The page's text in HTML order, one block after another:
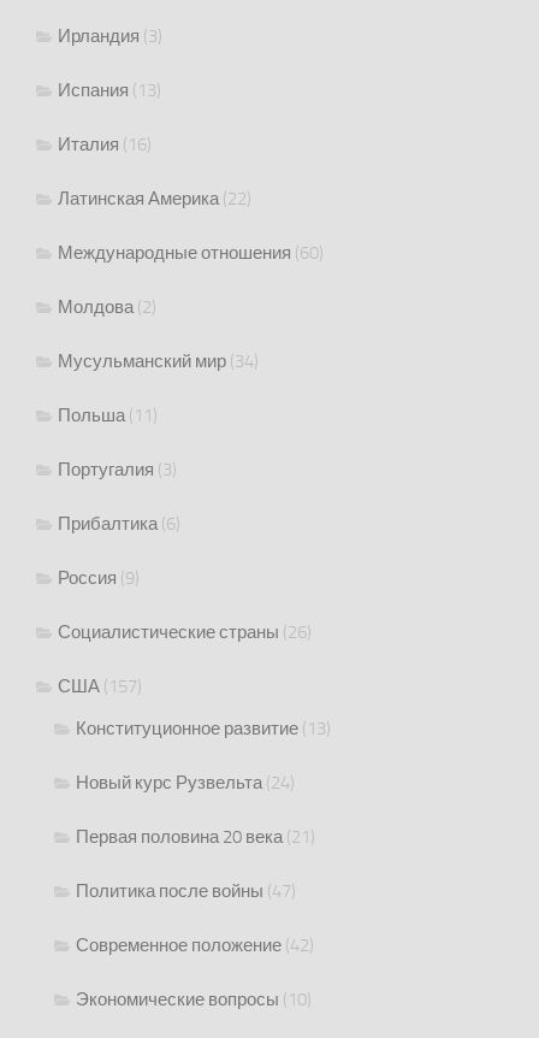
Ирландия (3)
Испания (13)
Италия (16)
Латинская Америка(22)
Международные отношения (60)
Молдова(2)
Мусульманский мир (34)
Польша(11)
Португалия (3)
Прибалтика(6)
Россия (9)
Социалистические страны (26)
США (157)
Конституционное развитие (13)
Новый курс Рузвельта(24)
Первая половина 20 века(21)
Политика после войны (47)
Современное положение (42)
Экономические вопросы (10)